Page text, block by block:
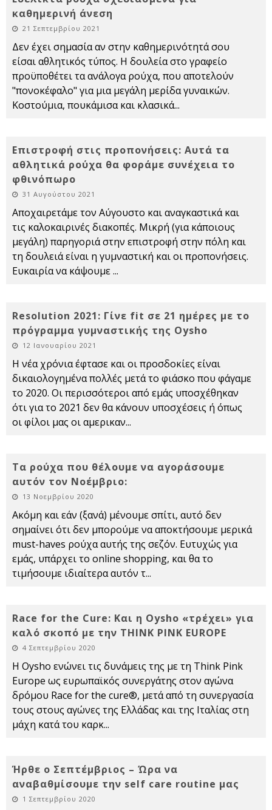
καθημερινή άνεση
21 Σεπτεμβρίου 2021
Δεν έχει σημασία αν στην καθημερινότητά σου
είσαι αθλητικός τύπος. Η δουλεία στο γραφείο
προϋποθέτει τα ανάλογα ρούχα, που αποτελούν
"πονοκέφαλο" για μια μεγάλη μερίδα γυναικών.
Κοστούμια, πουκάμισα και κλασικά...
Επιστροφή στις προπονήσεις: Αυτά τα
αθλητικά ρούχα θα φοράμε συνέχεια το
φθινόπωρο
31 Αυγούστου 2021
Αποχαιρετάμε τον Αύγουστο και αναγκαστικά και
τις καλοκαιρινές διακοπές. Μικρή (για κάποιους
μεγάλη) παρηγοριά στην επιστροφή στην πόλη και
τη δουλειά είναι η γυμναστική και οι προπονήσεις.
Ευκαιρία να κάψουμε...
Resolution 2021: Γίνε fit σε 21 ημέρες με το
πρόγραμμα γυμναστικής της Oysho
12 Ιανουαρίου 2021
Η νέα χρόνια έφτασε και οι προσδοκίες είναι
δικαιολογημένα πολλές μετά το φιάσκο που φάγαμε
το 2020. Οι περισσότεροι από εμάς υποσχέθηκαν
ότι για το 2021 δεν θα κάνουν υποσχέσεις ή όπως
οι φίλοι μας οι αμερικαν...
Τα ρούχα που θέλουμε να αγοράσουμε
αυτόν τον Νοέμβριο:
13 Νοεμβρίου 2020
Ακόμη και εάν (ξανά) μένουμε σπίτι, αυτό δεν
σημαίνει ότι δεν μπορούμε να αποκτήσουμε μερικά
must-haves ρούχα αυτής της σεζόν. Ευτυχώς για
εμάς, υπάρχει το online shopping, και θα το
τιμήσουμε ιδιαίτερα αυτόν τ...
Race for the Cure: Και η Oysho «τρέχει» για
καλό σκοπό με την THINK PINK EUROPE
4 Σεπτεμβρίου 2020
Η Oysho ενώνει τις δυνάμεις της με τη Think Pink
Europe ως ευρωπαϊκός συνεργάτης στον αγώνα
δρόμου Race for the cure®, μετά από τη συνεργασία
τους στους αγώνες της Ελλάδας και της Ιταλίας στη
μάχη κατά του καρκ...
Ήρθε ο Σεπτέμβριος – Ώρα να
αναβαθμίσουμε την self care routine μας
1 Σεπτεμβρίου 2020